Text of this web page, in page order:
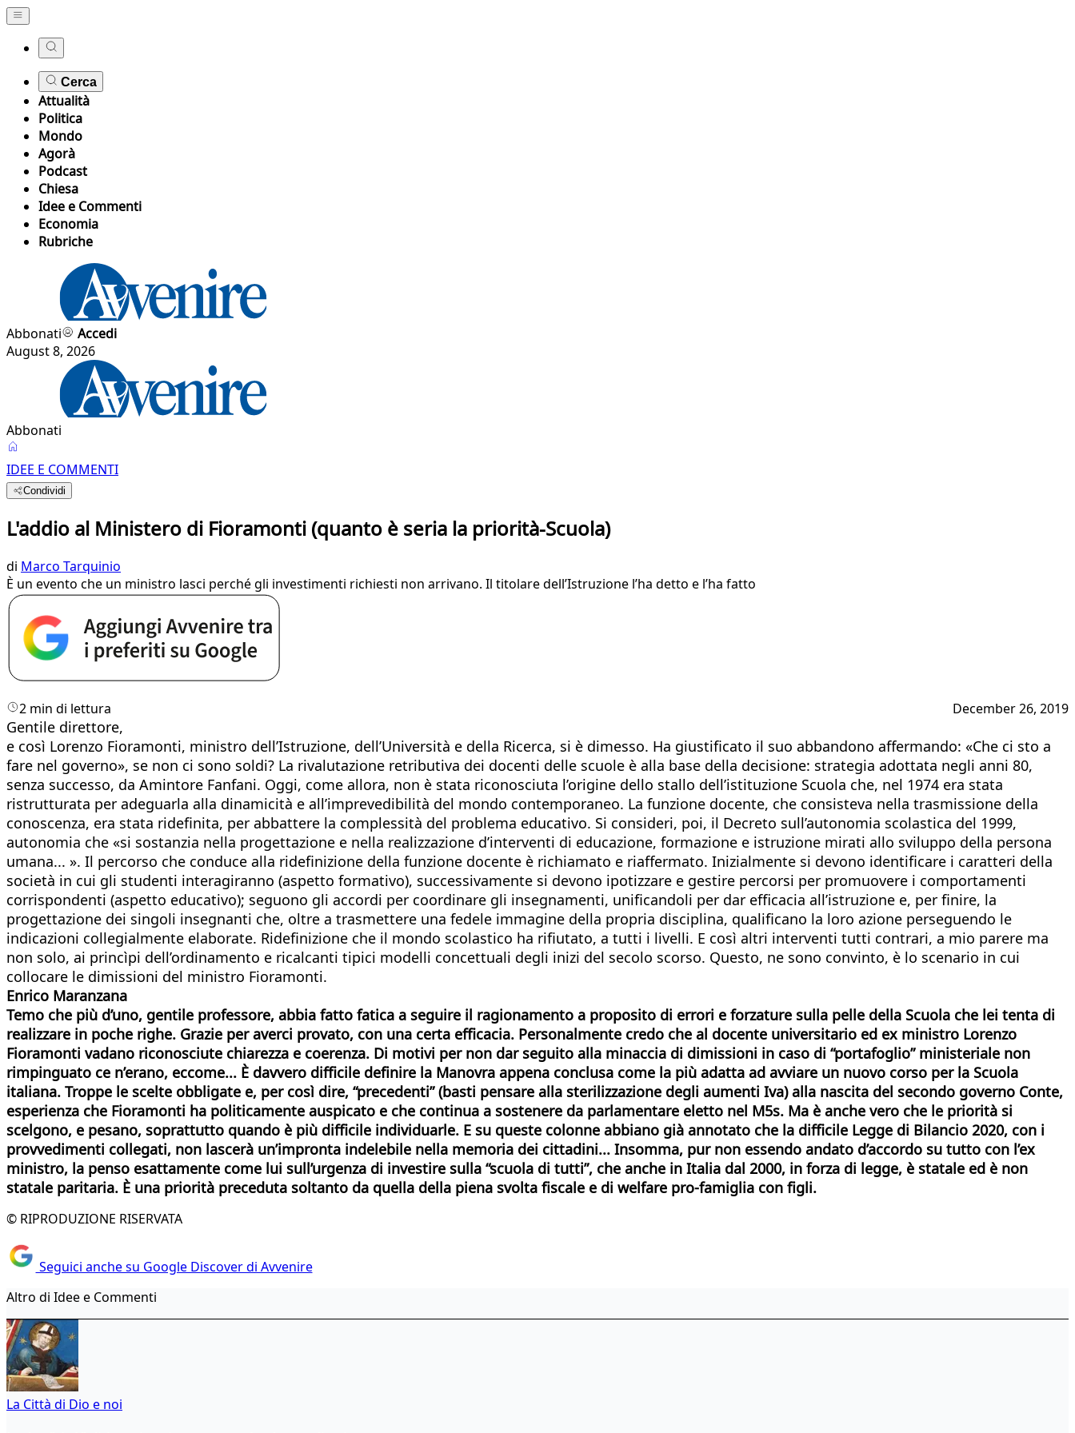
Cerca
Attualità
Politica
Mondo
Agorà
Podcast
Chiesa
Idee e Commenti
Economia
Rubriche
Abbonati
Accedi
August 8, 2026
Abbonati
IDEE E COMMENTI
Condividi
L'addio al Ministero di Fioramonti (quanto è seria la priorità-Scuola)
di Marco Tarquinio
È un evento che un ministro lasci perché gli investimenti richiesti non arrivano. Il titolare dell’Istruzione l’ha detto e l’ha fatto
2 min di lettura December 26, 2019
Gentile direttore,
e così Lorenzo Fioramonti, ministro dell’Istruzione, dell’Università e della Ricerca, si è dimesso. Ha giustificato il suo abbandono affermando: «Che ci sto a
fare nel governo», se non ci sono soldi? La rivalutazione retributiva dei docenti delle scuole è alla base della decisione: strategia adottata negli anni 80,
senza successo, da Amintore Fanfani. Oggi, come allora, non è stata riconosciuta l’origine dello stallo dell’istituzione Scuola che, nel 1974 era stata
ristrutturata per adeguarla alla dinamicità e all’imprevedibilità del mondo contemporaneo. La funzione docente, che consisteva nella trasmissione della
conoscenza, era stata ridefinita, per abbattere la complessità del problema educativo. Si consideri, poi, il Decreto sull’autonomia scolastica del 1999,
autonomia che «si sostanzia nella progettazione e nella realizzazione d’interventi di educazione, formazione e istruzione mirati allo sviluppo della persona
umana... ». Il percorso che conduce alla ridefinizione della funzione docente è richiamato e riaffermato. Inizialmente si devono identificare i caratteri della
società in cui gli studenti interagiranno (aspetto formativo), successivamente si devono ipotizzare e gestire percorsi per promuovere i comportamenti
corrispondenti (aspetto educativo); seguono gli accordi per coordinare gli insegnamenti, unificandoli per dar efficacia all’istruzione e, per finire, la
progettazione dei singoli insegnanti che, oltre a trasmettere una fedele immagine della propria disciplina, qualificano la loro azione perseguendo le
indicazioni collegialmente elaborate. Ridefinizione che il mondo scolastico ha rifiutato, a tutti i livelli. E così altri interventi tutti contrari, a mio parere ma
non solo, ai princìpi dell’ordinamento e ricalcanti tipici modelli concettuali degli inizi del secolo scorso. Questo, ne sono convinto, è lo scenario in cui
collocare le dimissioni del ministro Fioramonti.
Enrico Maranzana
Temo che più d’uno, gentile professore, abbia fatto fatica a seguire il ragionamento a proposito di errori e forzature sulla pelle della Scuola che lei tenta di
realizzare in poche righe. Grazie per averci provato, con una certa efficacia. Personalmente credo che al docente universitario ed ex ministro Lorenzo
Fioramonti vadano riconosciute chiarezza e coerenza. Di motivi per non dar seguito alla minaccia di dimissioni in caso di “portafoglio” ministeriale non
rimpinguato ce n’erano, eccome... È davvero difficile definire la Manovra appena conclusa come la più adatta ad avviare un nuovo corso per la Scuola
italiana. Troppe le scelte obbligate e, per così dire, “precedenti” (basti pensare alla sterilizzazione degli aumenti Iva) alla nascita del secondo governo Conte,
esperienza che Fioramonti ha politicamente auspicato e che continua a sostenere da parlamentare eletto nel M5s. Ma è anche vero che le priorità si
scelgono, e pesano, soprattutto quando è più difficile individuarle. E su queste colonne abbiano già annotato che la difficile Legge di Bilancio 2020, con i
provvedimenti collegati, non lascerà un’impronta indelebile nella memoria dei cittadini... Insomma, pur non essendo andato d’accordo su tutto con l’ex
ministro, la penso esattamente come lui sull’urgenza di investire sulla “scuola di tutti”, che anche in Italia dal 2000, in forza di legge, è statale ed è non
statale paritaria. È una priorità preceduta soltanto da quella della piena svolta fiscale e di welfare pro-famiglia con figli.
© RIPRODUZIONE RISERVATA
Seguici anche su Google Discover di Avvenire
Altro di Idee e Commenti
La Città di Dio e noi